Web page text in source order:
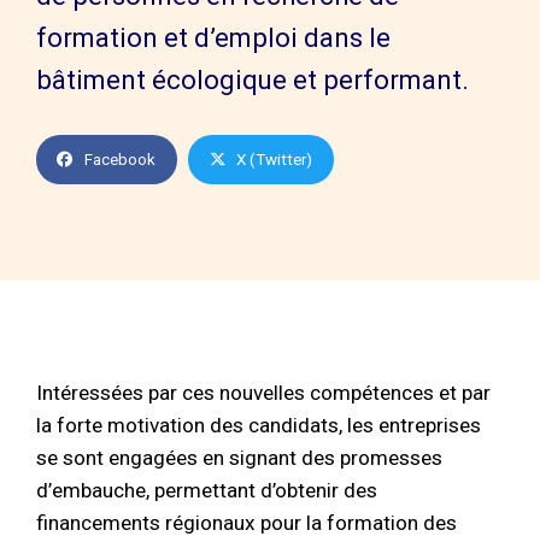
formation et d’emploi dans le
bâtiment écologique et performant.
Facebook X (Twitter)
Intéressées par ces nouvelles compétences et par
la forte motivation des candidats, les entreprises
se sont engagées en signant des promesses
d’embauche, permettant d’obtenir des
financements régionaux pour la formation des